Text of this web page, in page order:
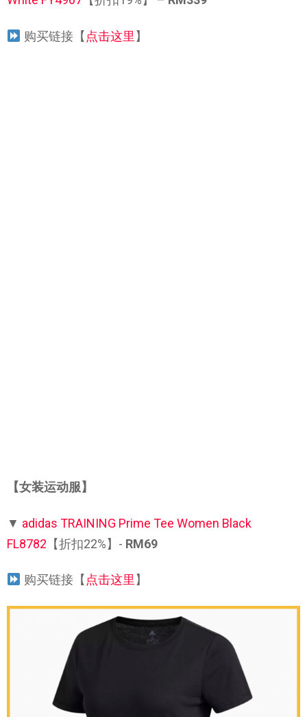
购买链接【 点击这里 】
【女装运动服】
▼ adidas TRAINING Prime Tee Women Black
FL8782 【折扣22%】- RM69
购买链接【 点击这里 】